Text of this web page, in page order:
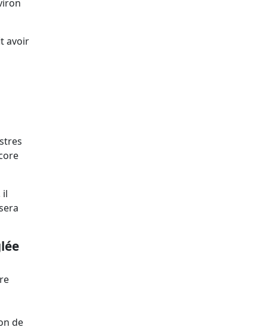
avoir
il
de